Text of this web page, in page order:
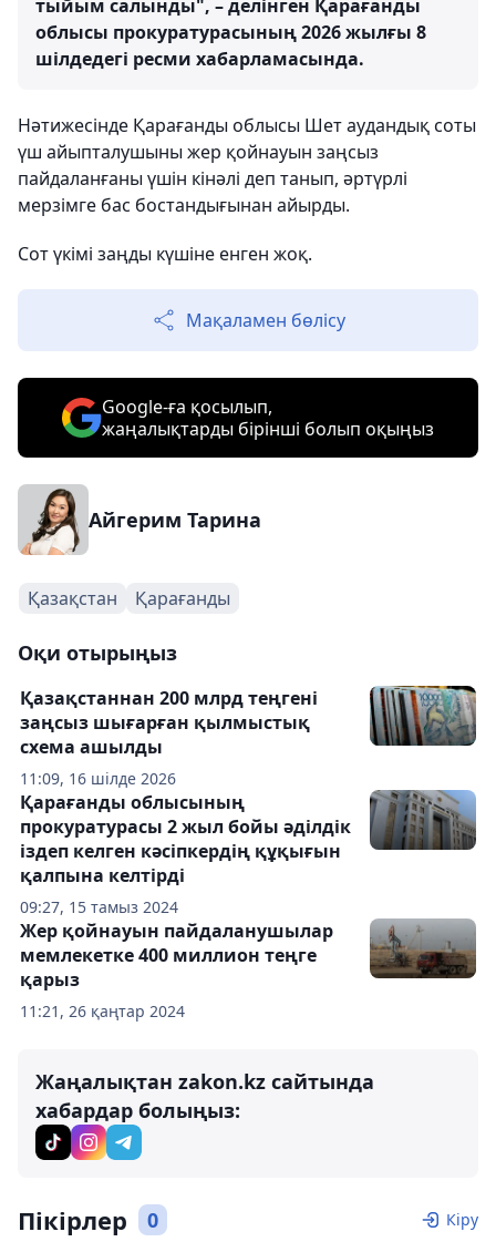
тыйым салынды", – делінген Қарағанды
облысы прокуратурасының 2026 жылғы 8
шілдедегі ресми хабарламасында.
Нәтижесінде Қарағанды облысы Шет аудандық соты
үш айыпталушыны жер қойнауын заңсыз
пайдаланғаны үшін кінәлі деп танып, әртүрлі
мерзімге бас бостандығынан айырды.
Сот үкімі заңды күшіне енген жоқ.
Мақаламен бөлісу
Google-ға қосылып,
жаңалықтарды бірінші болып оқыңыз
Айгерим Тарина
Қазақстан Қарағанды
Оқи отырыңыз
11:09, 16 шілде 2026
Қазақстаннан 200 млрд теңгені
заңсыз шығарған қылмыстық
схема ашылды
09:27, 15 тамыз 2024
Қарағанды облысының
прокуратурасы 2 жыл бойы әділдік
іздеп келген кәсіпкердің құқығын
қалпына келтірді
11:21, 26 қаңтар 2024
Жер қойнауын пайдаланушылар
мемлекетке 400 миллион теңге
қарыз
Жаңалықтан zakon.kz сайтында
хабардар болыңыз:
Пікірлер 0 Кіру